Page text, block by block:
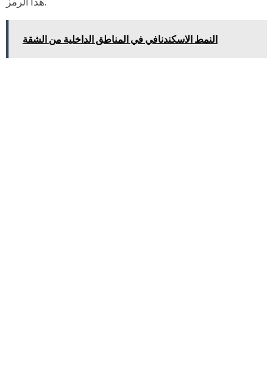
النمط الاسكندنافي في المناطق الداخلية من الشقة